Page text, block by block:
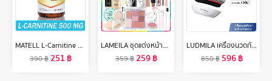
MATELL L-Carnitine 500mg(100capsules) แอลคาร์นิทีน 500มก(100แคป)
390฿251 ฿
LAMEILA ชุดแต่งหน้า15ชิ้นบีบีครีม + แป้ง + อายแชโดว์ + มาสคาร่า + อายไลเนอร์ + ไพรเมอร์แต่งหน้าแยก + ลิปสติก + ปากกาคอนทัวร์สองหัว + ดินสอเขียนคิ้ว + บลัช + ที่ดัดขนตา + ตัดแต่งคิ้ว + แปรงแต่งหน้า + คอนซีลเลอร์ + ฟองน้ำแต่งหน้า
359฿259฿
LUDMILA เครื่องนวดกัวซาไฟฟ้าบำบัดผิว ด้วยหินธรรมNatural Stone Electric Gua Sha ยกกระชับใบหน้า
850฿ 596฿